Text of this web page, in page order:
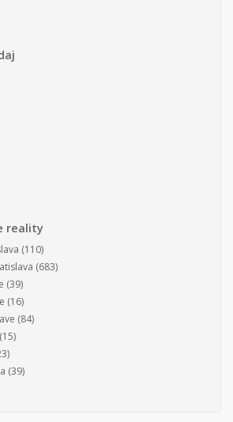
reality
(110)
(683)
(39)
(16)
(84)
(15)
(39)